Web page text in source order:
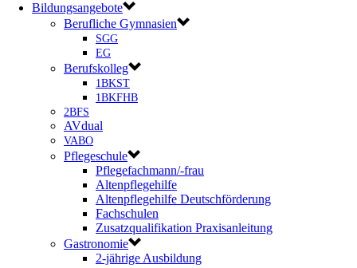
Bildungsangebote
Berufliche Gymnasien
SGG
EG
Berufskolleg
1BKST
1BKFHB
2BFS
AVdual
VABO
Pflegeschule
Pflegefachmann/-frau
Altenpflegehilfe
Altenpflegehilfe Deutschförderung
Fachschulen
Zusatzqualifikation Praxisanleitung
Gastronomie
2-jährige Ausbildung